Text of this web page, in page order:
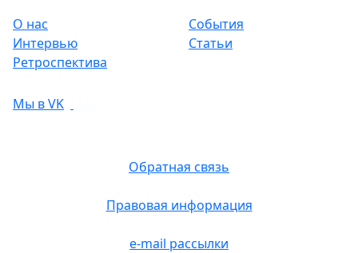
О нас
События
Интервью
Статьи
Ретроспектива
Мы в VK
Обратная связь
Правовая информация
e-mail рассылки